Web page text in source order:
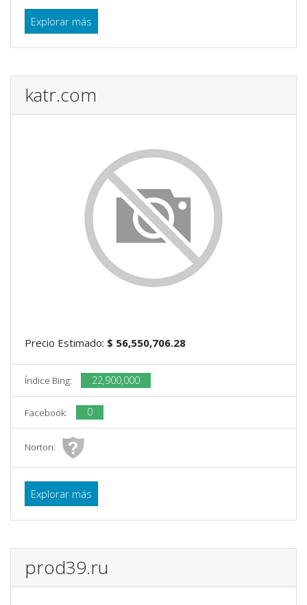
Explorar más
katr.com
Precio Estimado: $ 56,550,706.28
Índice Bing: 22,900,000
Facebook: 0
Norton:
Explorar más
prod39.ru